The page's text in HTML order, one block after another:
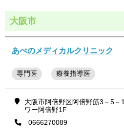
大阪市
あべのメディカルクリニック
専門医 療養指導医
大阪市阿倍野区阿倍野筋3－5－
ワー阿倍野1F
0666270089